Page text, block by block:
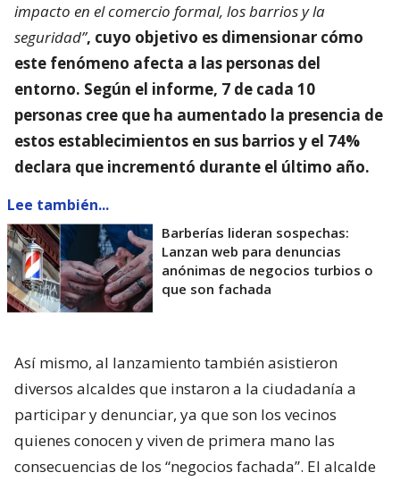
impacto en el comercio formal, los barrios y la
seguridad”, cuyo objetivo es dimensionar cómo
este fenómeno afecta a las personas del
entorno. Según el informe, 7 de cada 10
personas cree que ha aumentado la presencia de
estos establecimientos en sus barrios y el 74%
declara que incrementó durante el último año.
Lee también...
Barberías lideran sospechas:
Lanzan web para denuncias
anónimas de negocios turbios o
que son fachada
Así mismo, al lanzamiento también asistieron
diversos alcaldes que instaron a la ciudadanía a
participar y denunciar, ya que son los vecinos
quienes conocen y viven de primera mano las
consecuencias de los “negocios fachada”. El alcalde